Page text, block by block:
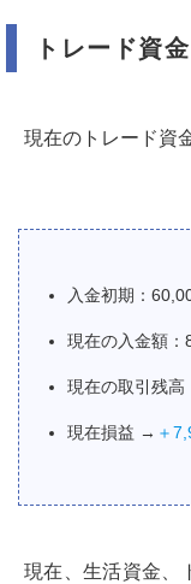
トレード資金
現在のトレード資
入金初期：
現在の入金額：
現在の取引残高
現在損益 → ＋
現在、生活資金、